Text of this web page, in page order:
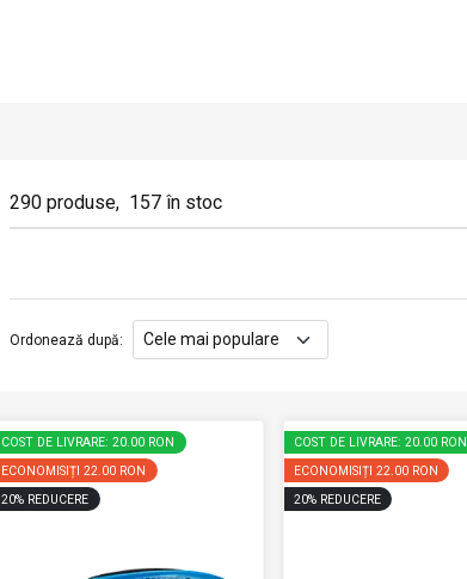
290 produse, 157 în stoc
Ordonează după:
COST DE LIVRARE: 20.00 RON
ECONOMISIȚI 22.00 RON
20% REDUCERE
COST DE LIVRARE: 20.00 RON
ECONOMISIȚI 22.00 RON
20% REDUCERE